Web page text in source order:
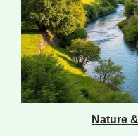
Nature